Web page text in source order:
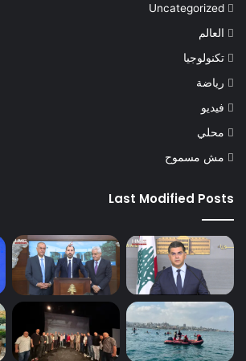
Uncategorized
العالم
تكنولوجيا
رياضة
فيديو
محلي
مش مسموح
Last Modified Posts